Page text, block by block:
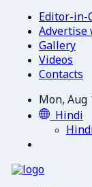
Editor-in-
Advertise
Gallery
Videos
Contacts
Mon, Aug
Hindi